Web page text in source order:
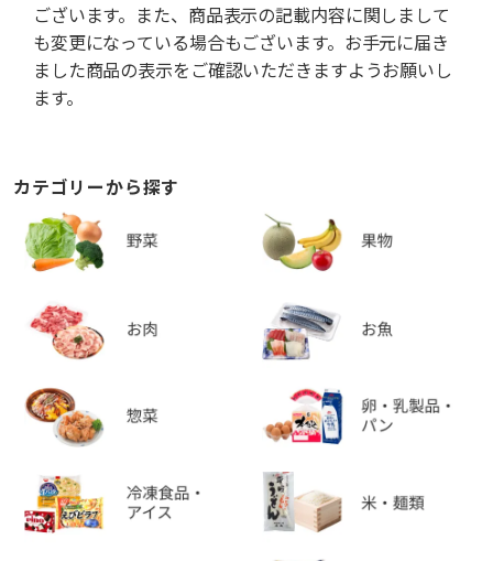
ございます。また、商品表示の記載内容に関しまして
も変更になっている場合もございます。お手元に届き
ました商品の表示をご確認いただきますようお願いし
ます。
カテゴリーから探す